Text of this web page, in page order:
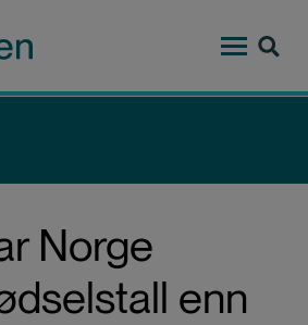
Top
Norge
enn